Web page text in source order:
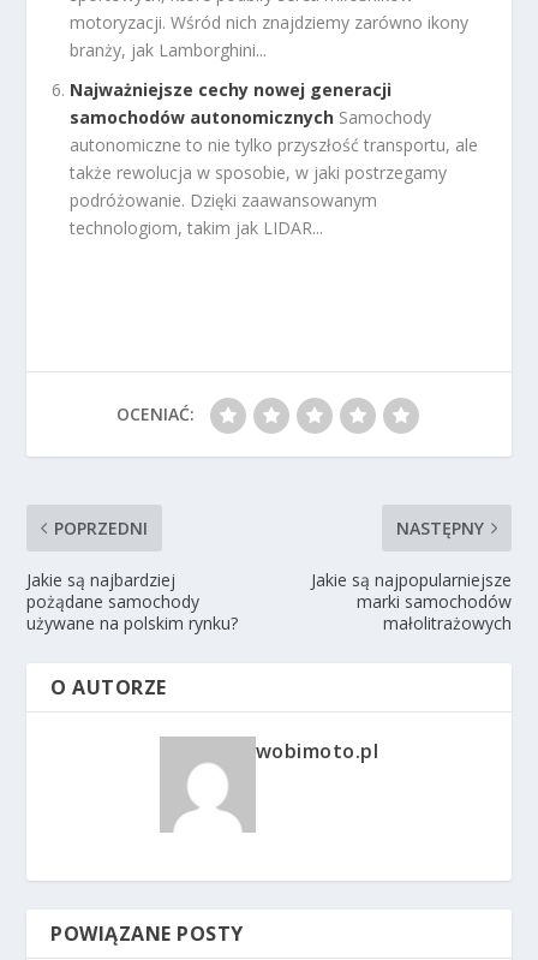
motoryzacji. Wśród nich znajdziemy zarówno ikony
branży, jak Lamborghini...
Najważniejsze cechy nowej generacji
samochodów autonomicznych Samochody
autonomiczne to nie tylko przyszłość transportu, ale
także rewolucja w sposobie, w jaki postrzegamy
podróżowanie. Dzięki zaawansowanym
technologiom, takim jak LIDAR...
OCENIAĆ:
POPRZEDNI
Jakie są najbardziej
pożądane samochody
używane na polskim rynku?
NASTĘPNY
Jakie są najpopularniejsze
marki samochodów
małolitrażowych
O AUTORZE
wobimoto.pl
POWIĄZANE POSTY